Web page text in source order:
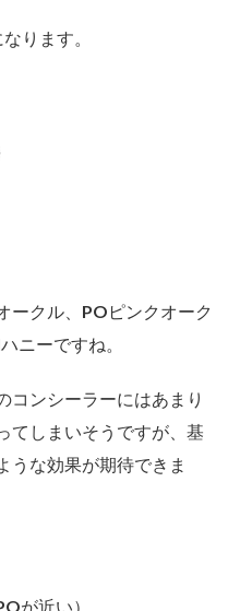
ります。
ークル、POピンクオーク
ニーですね。
コンシーラーにはあまり
てしまいそうですが、基
うな効果が期待できま
が近い）